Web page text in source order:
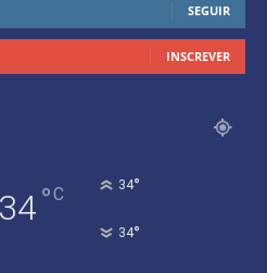
SEGUIR
INSCREVER
34°C 34°
34°